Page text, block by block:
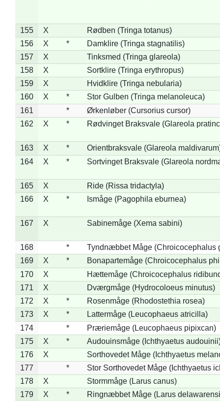
155 X
Rødben (Tringa totanus)
156
X *
Damklire (Tringa stagnatilis)
157
X
Tinksmed (Tringa glareola)
158
X
Sortklire (Tringa erythropus)
159
X
Hvidklire (Tringa nebularia)
160
X *
Stor Gulben (Tringa melanoleuca)
161
*
Ørkenløber (Cursorius cursor)
162
X * Rødvinget Braksvale (Glareola
163 X *
Orientbraksvale (Glareola
164
X * Sortvinget Braksvale (Glareola
165 X
Ride (Rissa tridactyla)
166
X * Ismåge (Pagophila eburnea)
167 X Sabinemåge (Xema sabini)
168 *
Tyndnæbbet Måge (Chroicocephalus
169
X *
Bonapartemåge (Chroicocephalus
170
X
Hættemåge (Chroicocephalus
171
X
Dværgmåge (Hydrocoloeus minutus)
172
X *
Rosenmåge (Rhodostethia rosea)
173
X *
Lattermåge (Leucophaeus atricilla)
174
*
Præriemåge (Leucophaeus pipixcan)
175
X *
Audouinsmåge (Ichthyaetus
176
X
Sorthovedet Måge (Ichthyaetus
177
*
Stor Sorthovedet Måge (Ichthyaetus
178
X
Stormmåge (Larus canus)
179
X *
Ringnæbbet Måge (Larus